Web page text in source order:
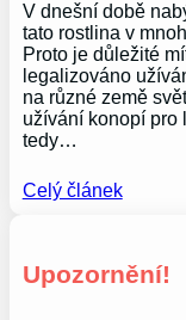
V dnešní době
tato rostlina v
Proto je důležité
legalizováno
na různé země
užívání konopí pro
tedy…
Celý článek
Upozornění!